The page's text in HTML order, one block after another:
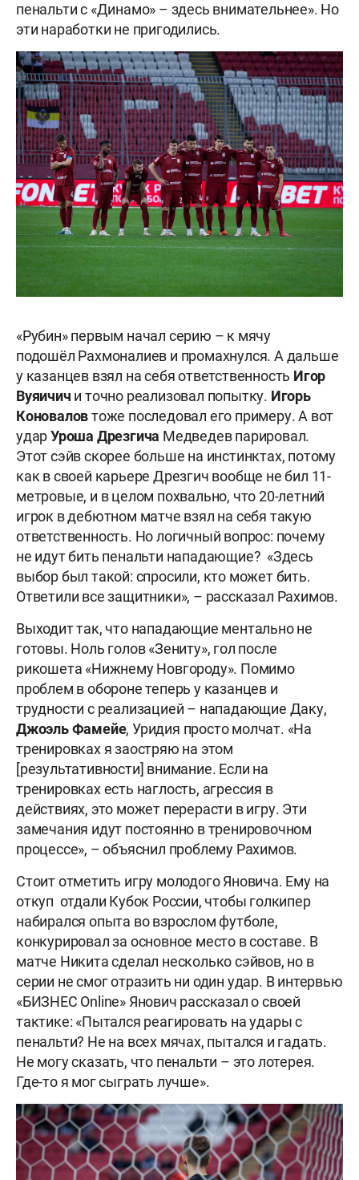
пенальти с «Динамо» – здесь внимательнее». Но
эти наработки не пригодились.
«Рубин» первым начал серию – к мячу
подошёл Рахмоналиев и промахнулся. А дальше
у казанцев взял на себя ответственность Игор
Вуяичич и точно реализовал попытку. Игорь
Коноваловтоже последовал его примеру. А вот
ударУроша Дрезгича Медведев парировал.
Этот сэйв скорее больше на инстинктах, потому
как в своей карьере Дрезгич вообще не бил 11-
метровые, и в целом похвально, что 20-летний
игрок в дебютном матче взял на себя такую
ответственность. Но логичный вопрос: почему
не идут бить пенальти нападающие? «Здесь
выбор был такой: спросили, кто может бить.
Ответили все защитники», – рассказал Рахимов.
Выходит так, что нападающие ментально не
готовы. Ноль голов «Зениту», гол после
рикошета «Нижнему Новгороду». Помимо
проблем в обороне теперь у казанцев и
трудности с реализацией – нападающие Даку,
Джоэль Фамейе, Уридия просто молчат. «На
тренировках я заостряю на этом
[результативности] внимание. Если на
тренировках есть наглость, агрессия в
действиях, это может перерасти в игру. Эти
замечания идут постоянно в тренировочном
процессе», – объяснил проблему Рахимов.
Стоит отметить игру молодого Яновича. Ему на
откуп отдали Кубок России, чтобы голкипер
набирался опыта во взрослом футболе,
конкурировал за основное место в составе. В
матче Никита сделал несколько сэйвов, но в
серии не смог отразить ни один удар. В интервью
«БИЗНЕС Online» Янович рассказал о своей
тактике: «Пытался реагировать на удары с
пенальти? Не на всех мячах, пытался и гадать.
Не могу сказать, что пенальти – это лотерея.
Где-то я мог сыграть лучше».